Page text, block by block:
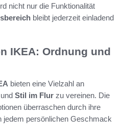
nicht nur die Funktionalität
bleibt jederzeit einladend
IKEA: Ordnung und
bieten eine Vielzahl an
und Stil im Flur zu vereinen. Die
überraschen durch ihre
jedem persönlichen Geschmack